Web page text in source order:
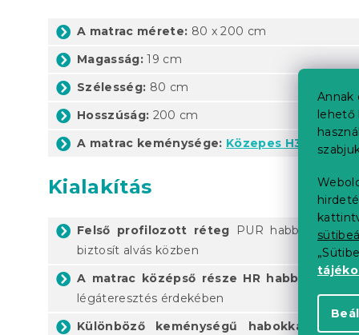
Annak
lehető
A matrac mérete: 80 x 200 cm
Magasság: 19 cm
Szélesség: 80 cm
Hosszúság: 200 cm
A matrac keménysége: Közepes H3,
Kialakítás
Felső profilozott réteg PUR habból 7
biztosít alvás közben
A matrac középső része HR habból
légáteresztés érdekében
Különböző keménységű habokkal